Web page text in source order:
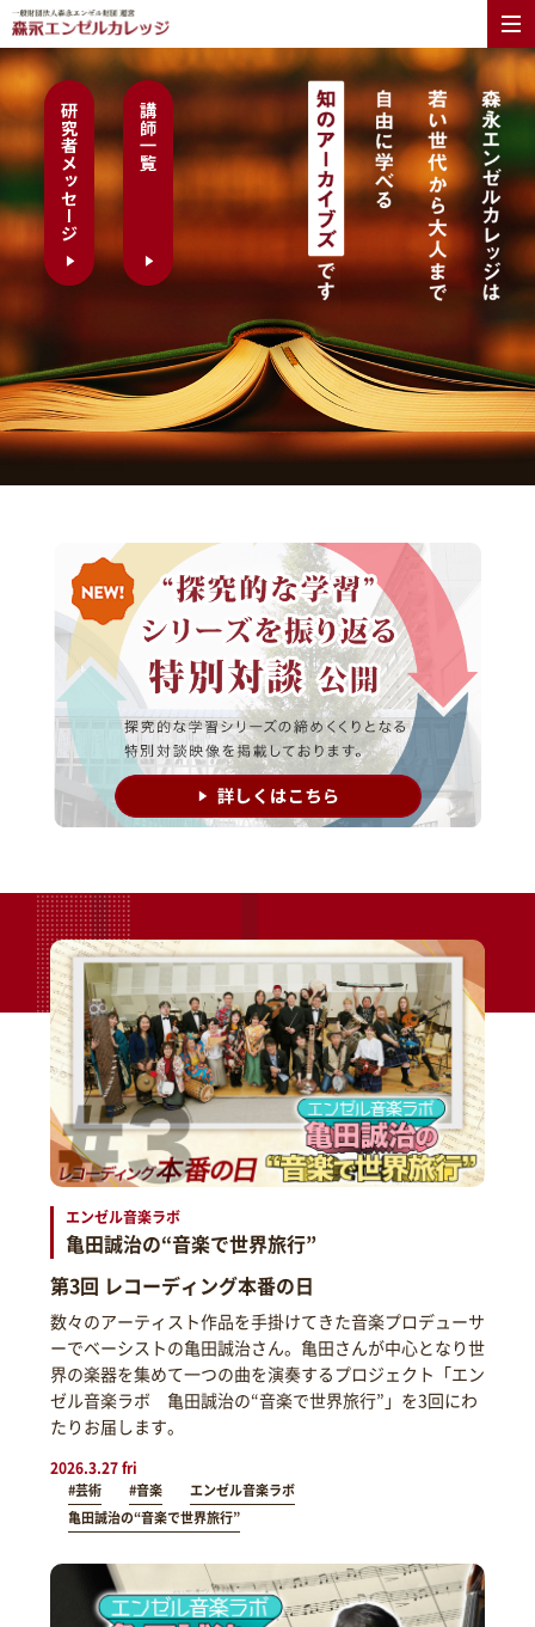
エンゼル音楽ラボ
亀田誠治の“音楽で世界旅行”
第3回 レコーディング本番の日
数々のアーティスト作品を手掛けてきた音楽プロデューサ
ーでベーシストの亀田誠治さん。亀田さんが中心となり世
界の楽器を集めて一つの曲を演奏するプロジェクト「エン
ゼル音楽ラボ 亀田誠治の“音楽で世界旅行”」を3回にわ
たりお届します。
2026.3.27 fri
#芸術 #音楽
エンゼル音楽ラボ
亀田誠治の“音楽で世界旅行”